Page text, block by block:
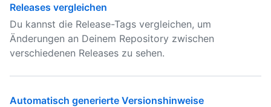
Releases vergleichen
Du kannst die Release-Tags vergleichen, um
Änderungen an Deinem Repository zwischen
verschiedenen Releases zu sehen.
Automatisch generierte Versionshinweise